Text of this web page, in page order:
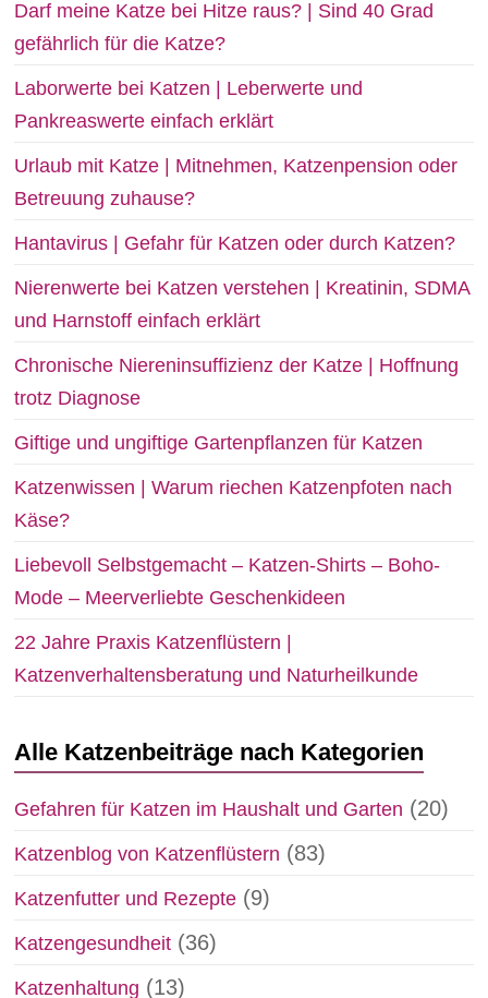
Darf meine Katze bei Hitze raus? | Sind 40 Grad
gefährlich für die Katze?
Laborwerte bei Katzen | Leberwerte und
Pankreaswerte einfach erklärt
Urlaub mit Katze | Mitnehmen, Katzenpension oder
Betreuung zuhause?
Hantavirus | Gefahr für Katzen oder durch Katzen?
Nierenwerte bei Katzen verstehen | Kreatinin, SDMA
und Harnstoff einfach erklärt
Chronische Niereninsuffizienz der Katze | Hoffnung
trotz Diagnose
Giftige und ungiftige Gartenpflanzen für Katzen
Katzenwissen | Warum riechen Katzenpfoten nach
Käse?
Liebevoll Selbstgemacht – Katzen-Shirts – Boho-
Mode – Meerverliebte Geschenkideen
22 Jahre Praxis Katzenflüstern |
Katzenverhaltensberatung und Naturheilkunde
Alle Katzenbeiträge nach Kategorien
Gefahren für Katzen im Haushalt und Garten (20)
Katzenblog von Katzenflüstern (83)
Katzenfutter und Rezepte (9)
Katzengesundheit (36)
Katzenhaltung (13)